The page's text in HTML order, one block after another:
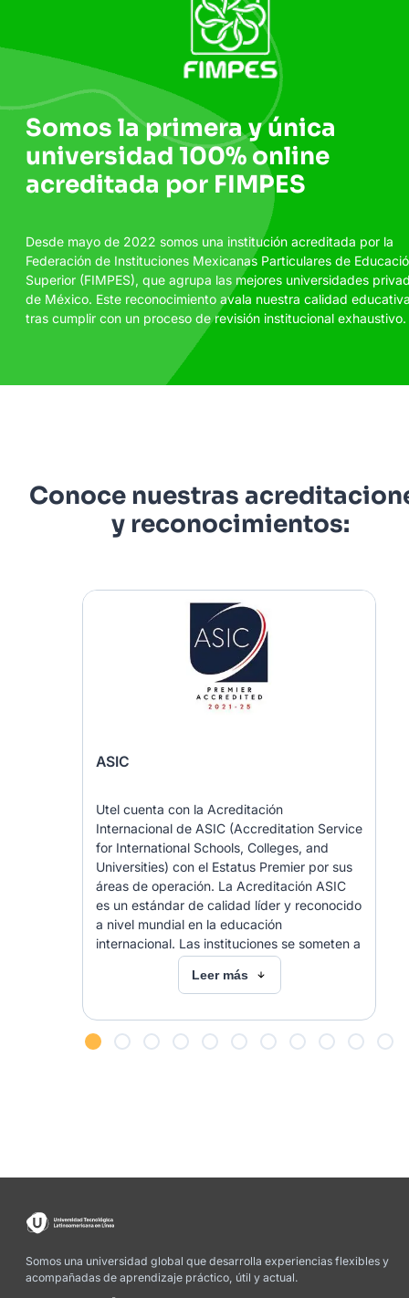
Somos la primera y única
universidad 100% online
acreditada por FIMPES
Desde mayo de 2022 somos una institución acreditada por la
Federación de Instituciones Mexicanas Particulares de
Superior (FIMPES), que agrupa las mejores universidades
de México. Este reconocimiento avala nuestra calidad
tras cumplir con un proceso de revisión institucional exhaustivo.
Conoce nuestras
y reconocimientos:
ASIC
Utel cuenta con la Acreditación
Internacional de ASIC (Accreditation Service
for International Schools, Colleges, and
Universities) con el Estatus Premier por sus
áreas de operación. La Acreditación ASIC
es un estándar de calidad líder y reconocido
a nivel mundial en la educación
internacional. Las instituciones se someten a
un proceso de evaluación externa imparcial
e independiente para confirmar que su
aceptados internacionalmente, abarcando
todo el espectro de su administración,
acreditación internacional, que opera en
Unido por UKVI - UK Visas and Immigration
(parte del Ministerio del Interior del Gobierno
Leer más
Somos una universidad global que desarrolla experiencias flexibles y
acompañadas de aprendizaje práctico, útil y actual.